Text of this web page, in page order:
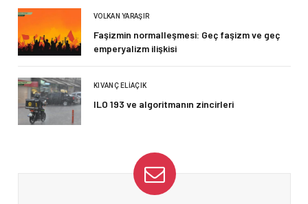
VOLKAN YARAŞIR
Faşizmin normalleşmesi: Geç faşizm ve geç
emperyalizm ilişkisi
KIVANÇ ELIAÇIK
ILO 193 ve algoritmanın zincirleri